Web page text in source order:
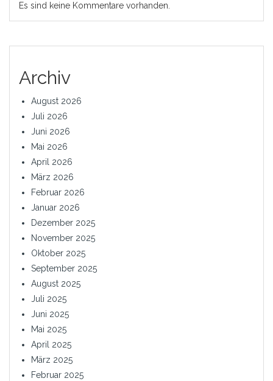
Es sind keine Kommentare vorhanden.
Archiv
August 2026
Juli 2026
Juni 2026
Mai 2026
April 2026
März 2026
Februar 2026
Januar 2026
Dezember 2025
November 2025
Oktober 2025
September 2025
August 2025
Juli 2025
Juni 2025
Mai 2025
April 2025
März 2025
Februar 2025